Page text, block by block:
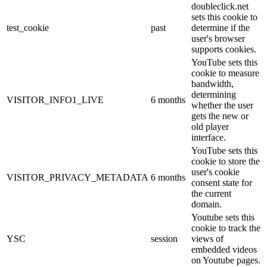
test_cookie past
doubleclick.net
sets this cookie to
determine if the
user's browser
supports cookies.
VISITOR_INFO1_LIVE 6 months
YouTube sets this
cookie to measure
bandwidth,
determining
whether the user
gets the new or
old player
interface.
VISITOR_PRIVACY_METADATA 6 months
YouTube sets this
cookie to store the
user's cookie
consent state for
the current
domain.
YSC session
Youtube sets this
cookie to track the
views of
embedded videos
on Youtube pages.